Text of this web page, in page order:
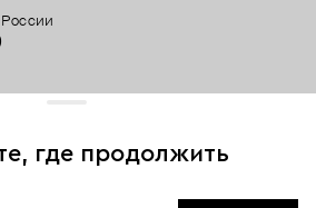
где продолжить